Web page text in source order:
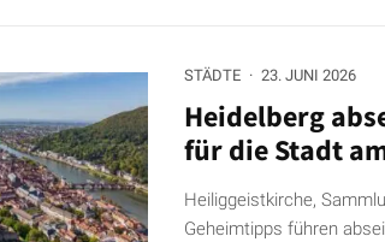
STÄDTE · 23. JUNI 2026
Heidelberg
für die Stadt
Heiliggeistkirche,
Geheimtipps führen